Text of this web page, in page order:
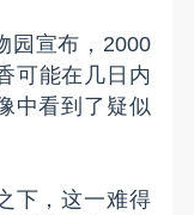
园宣布，2000
可能在几日内
中看到了疑似
下，这一难得